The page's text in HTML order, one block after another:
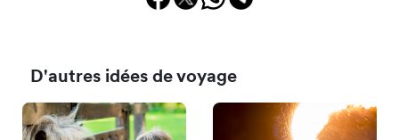
D'autres idées de voyage